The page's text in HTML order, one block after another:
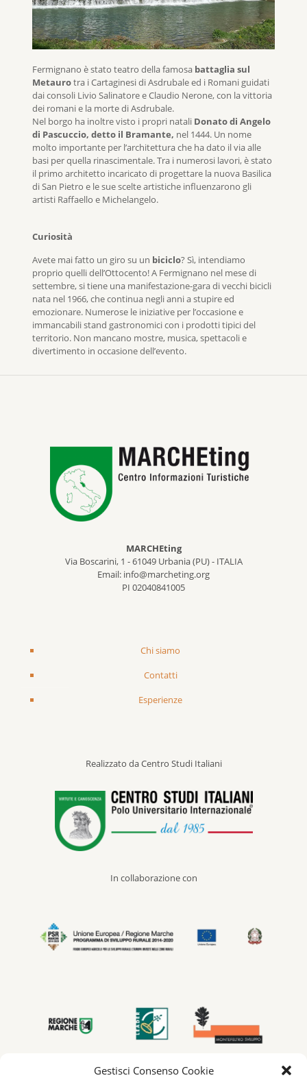
Gestisci Consenso Cookie
Fermignano è stato teatro della famosa battaglia sul
Metaurotra i Cartaginesi di Asdrubale ed i Romani guidati
dai consoli Livio Salinatore e Claudio Nerone, con la vittoria
dei romani e la morte di Asdrubale.
Nel borgo ha inoltre visto i propri natali Donato di Angelo
di Pascuccio, detto il Bramante, nel 1444. Un nome
molto importante per l’architettura che ha dato il via alle
basi per quella rinascimentale. Tra i numerosi lavori, è stato
il primo architetto incaricato di progettare la nuova Basilica
di San Pietro e le sue scelte artistiche influenzarono gli
artisti Raffaello e Michelangelo.
Curiosità
Avete mai fatto un giro su un biciclo? Sì, intendiamo
proprio quelli dell’Ottocento! A Fermignano nel mese di
settembre, si tiene una manifestazione-gara di vecchi bicicli
nata nel 1966, che continua negli anni a stupire ed
emozionare. Numerose le iniziative per l’occasione e
immancabili stand gastronomici con i prodotti tipici del
territorio. Non mancano mostre, musica, spettacoli e
divertimento in occasione dell’evento.
MARCHEting
Via Boscarini, 1 - 61049 Urbania (PU) - ITALIA
Email: info@marcheting.org
PI 02040841005
Chi siamo
Contatti
Esperienze
Realizzato da Centro Studi Italiani
In collaborazione con